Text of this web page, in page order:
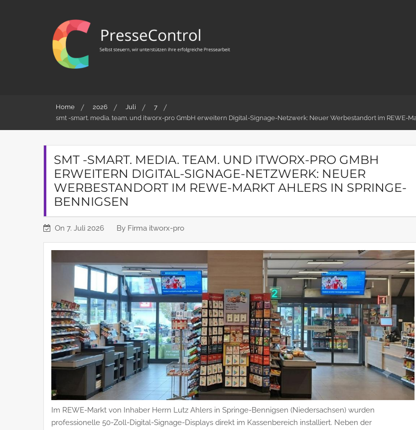
PresseControl
Pressearbeit
Home 2026 Juli
7
smt -smart. media. team. und itworx-pro GmbH erweitern Digital-Signage-Netzwerk: Neuer Werbestandort im REWE-
SMT -SMART. MEDIA. TEAM. UND ITWORX-PRO GMBH
ERWEITERN DIGITAL-SIGNAGE-NETZWERK: NEUER
WERBESTANDORT IM REWE-MARKT AHLERS IN SPRINGE-
BENNIGSEN
On 7. Juli 2026 By Firma itworx-pro
Im REWE-Markt von Inhaber Herrn Lutz Ahlers in Springe-Bennigsen (Niedersachsen) wurden
professionelle 50-Zoll-Digital-Signage-Displays direkt im Kassenbereich installiert. Neben der